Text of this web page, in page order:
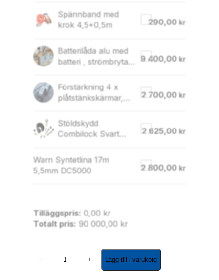
Spännband med
krok 4,5+0,5m
290,00 kr
Batterilåda alu med
batteri , strömbrytare
9 400,00 kr
Förstärkning 4 x
plåtstänkskärmar,
2 700,00 kr
Stöldskydd
Combilock Svart
bult
2 625,00 kr
Warn Syntetlina 17m
5,5mm DC5000
2 800,00 kr
Tilläggspris: 0,00 kr
Totalt pris: 90 000,00 kr
− + Lägg till i varukorg